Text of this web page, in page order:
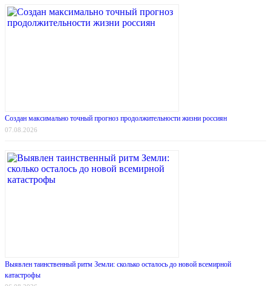
Создан максимально точный прогноз продолжительности жизни россиян
07.08.2026
Выявлен таинственный ритм Земли: сколько осталось до новой всемирной
катастрофы